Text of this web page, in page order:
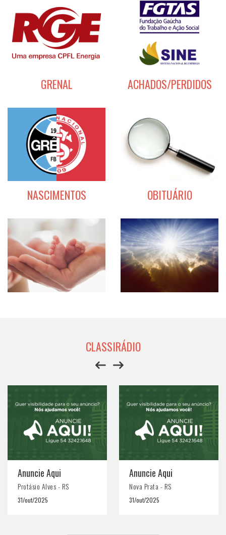
GRENAL ACHADOS/PERDIDOS
NASCIMENTOS OBITUÁRIO
CLASSIRÁDIO
Anuncie Aqui
Protásio Alves - RS
31/out/2025
Anuncie Aqui
Nova Prata - RS
31/out/2025